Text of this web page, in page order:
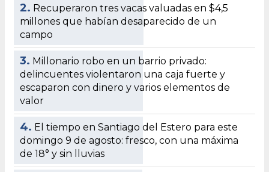
2. Recuperaron tres vacas valuadas en $4,5
millones que habían desaparecido de un
campo
3. Millonario robo en un barrio privado:
delincuentes violentaron una caja fuerte y
escaparon con dinero y varios elementos de
valor
4. El tiempo en Santiago del Estero para este
domingo 9 de agosto: fresco, con una máxima
de 18° y sin lluvias